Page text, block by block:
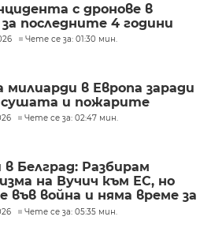
с дронове в
последните 4 години
Чете се за: 01:30 мин.
милиарди в Европа заради
и пожарите
Чете се за: 02:47 мин.
в Белград: Разбирам
на Вучич към ЕС, но
във война и няма време за
Чете се за: 05:35 мин.